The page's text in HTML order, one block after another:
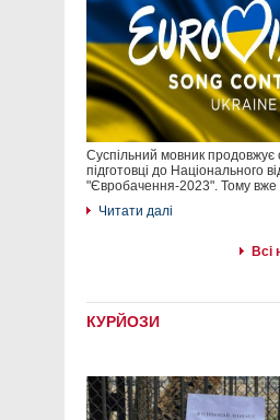
Суспільний мовник продовжує
підготовці до Національного
"Євробачення-2023". Тому вже
Читати далі
Всі
КУРЙОЗИ